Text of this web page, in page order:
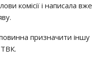
комісії і написала вже
призначити іншу